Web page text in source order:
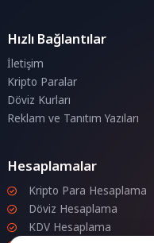
Hızlı Bağlantılar
İletişim
Kripto Paralar
Döviz Kurları
Reklam ve Tanıtım Yazıları
Hesaplamalar
Kripto Para Hesaplama
Döviz Hesaplama
KDV Hesaplama